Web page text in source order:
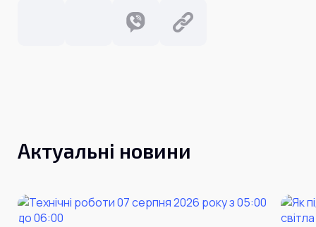
03134, м. Київ, вул. Симиренко, 36,
Актуальні новини